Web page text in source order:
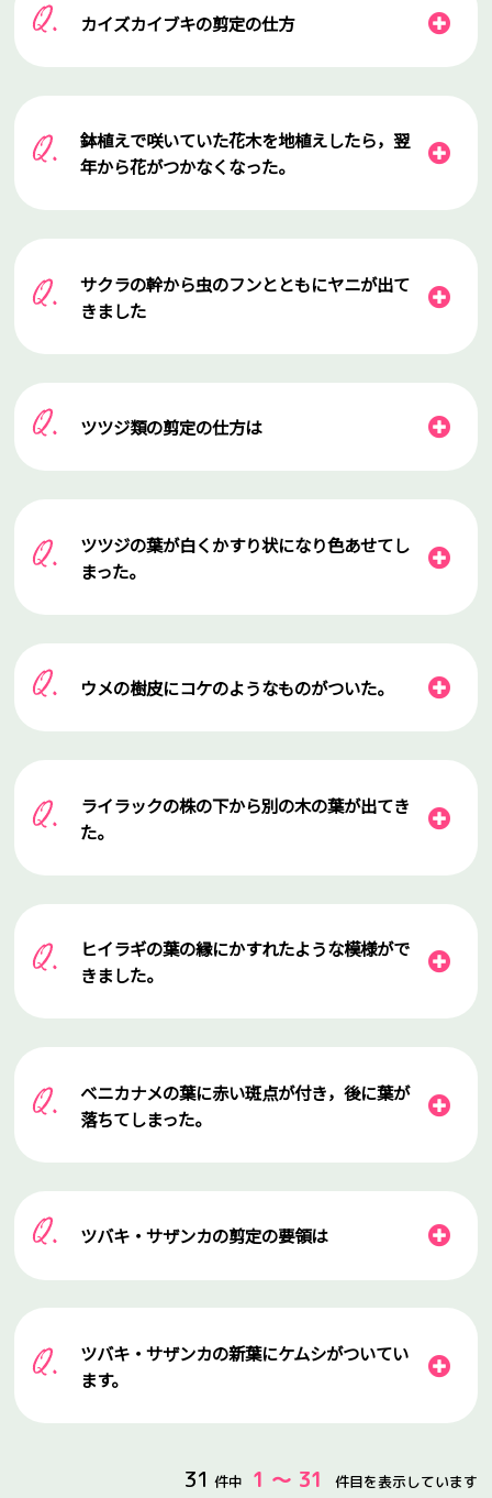
カイズカイブキの剪定の仕方
鉢植えで咲いていた花木を地植えしたら，翌
年から花がつかなくなった。
サクラの幹から虫のフンとともにヤニが出て
きました
ツツジ類の剪定の仕方は
ツツジの葉が白くかすり状になり色あせてし
まった。
ウメの樹皮にコケのようなものがついた。
ライラックの株の下から別の木の葉が出てき
た。
ヒイラギの葉の縁にかすれたような模様がで
きました。
ベニカナメの葉に赤い斑点が付き，後に葉が
落ちてしまった。
ツバキ・サザンカの剪定の要領は
ツバキ・サザンカの新葉にケムシがついてい
ます。
31 件中 1 ～ 31 件目を表示しています